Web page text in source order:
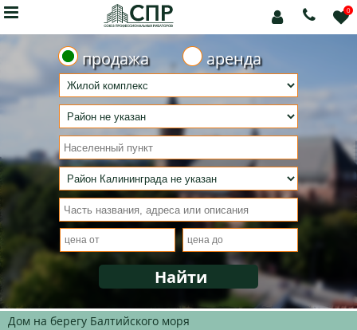
 0


продажа аренда
Дом на берегу Балтийского моря